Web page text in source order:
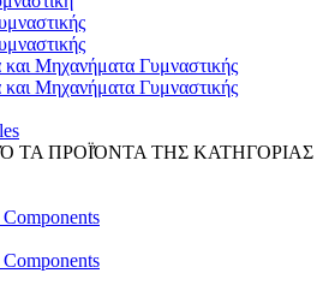
Μηχανήματα Γυμναστικής
Μηχανήματα Γυμναστικής
ΤΑ ΠΡΟΪΌΝΤΑ ΤΗΣ ΚΑΤΗΓΟΡΙΑΣ